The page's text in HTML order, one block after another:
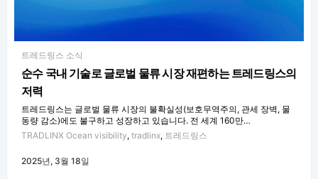
트레드링스 소식
순수 국내 기술로 글로벌 물류 시장 재편하는 트레드링스의
저력
트레드링스는 글로벌 물류 시장의 불확실성(보호무역주의, 관세 장벽, 물
동량 감소)에도 불구하고 성장하고 있습니다. 전 세계 160만…
TRADLINX Ocean visibility, tradlinx, 트레드링스
2025년, 3월 18일